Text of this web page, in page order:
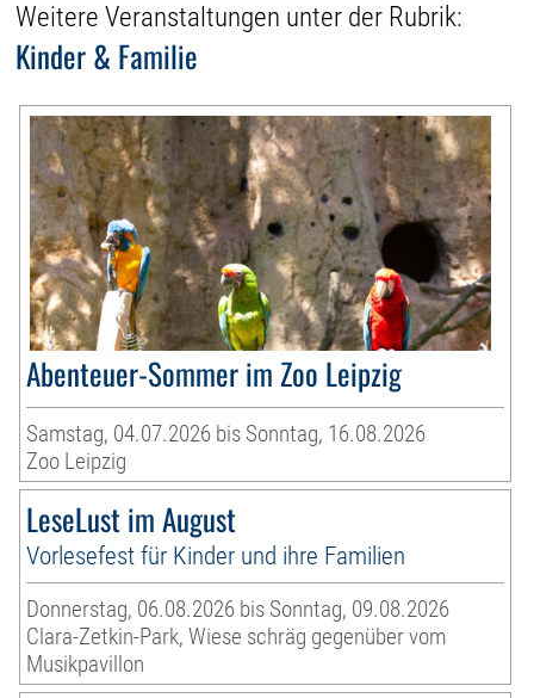
Weitere Veranstaltungen unter der Rubrik:
Kinder & Familie
Abenteuer-Sommer im Zoo Leipzig
Samstag, 04.07.2026 bis Sonntag, 16.08.2026
Zoo Leipzig
LeseLust im August
Vorlesefest für Kinder und ihre Familien
Donnerstag, 06.08.2026 bis Sonntag, 09.08.2026
Clara-Zetkin-Park, Wiese schräg gegenüber vom
Musikpavillon